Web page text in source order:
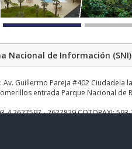
Nacional de Información (SNI)
Av. Guillermo Pareja #402 Ciudadela
entrada Parque Nacional de
4 2627597 - 2627829 COTOPAXI: